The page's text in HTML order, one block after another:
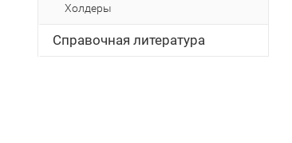
Холдеры
Справочная литература